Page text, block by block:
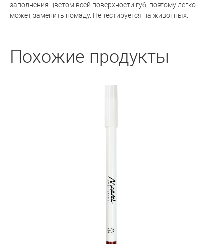
заполнения цветом всей поверхности губ, поэтому легко
может заменить помаду. Не тестируется на животных.
Похожие продукты